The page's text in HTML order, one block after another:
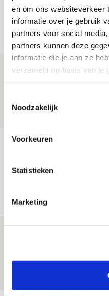
en om ons websiteverkeer
informatie over je gebruik
partners voor social
partners kunnen deze
informatie die je aan ze
verzameld op basis van je
Noodzakelijk
Voorkeuren
Statistieken
Marketing
Net binnen //
Brandt: ‘Ajax en
mijn hoofd
Míchel geeft
aanwinsten
NIEUWS
Europees treffen
07 AUGUSTUS 2026 - 09:00